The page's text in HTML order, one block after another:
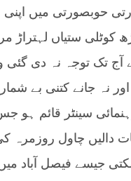
حوبصورتی میں
کوٹلی ستیاں لہتراڑ
تک توجہ نہ دی گئی
نہ جانے کتنی بے
سینٹر قائم ہو
چاول روزمرہ
جیسے فیصل آباد